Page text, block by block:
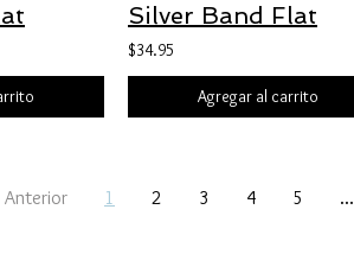
Silver Band Flat
$34.95
Agregar al carrito
Anterior 1 2 3 4 5 ...